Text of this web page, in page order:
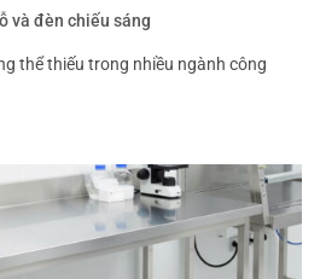
và đèn chiếu sáng
thể thiếu trong nhiều ngành công